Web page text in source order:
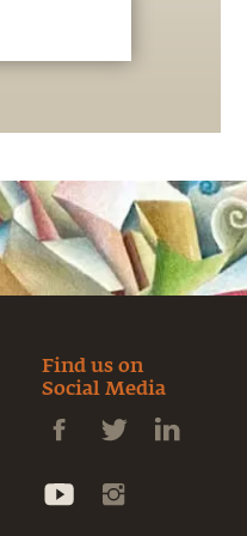
Find us on
Social Media